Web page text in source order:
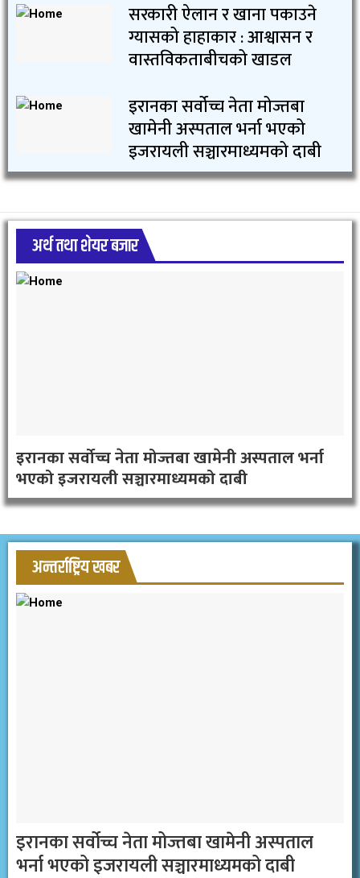
सरकारी ऐलान र खाना पकाउने
ग्यासको हाहाकार : आश्वासन र
वास्तविकताबीचको खाडल
इरानका सर्वोच्च नेता मोज्तबा
खामेनी अस्पताल भर्ना भएको
इजरायली सञ्चारमाध्यमको दाबी
अर्थ तथा शेयर बजार
इरानका सर्वोच्च नेता मोज्तबा खामेनी अस्पताल भर्ना
भएको इजरायली सञ्चारमाध्यमको दाबी
अन्तर्राष्ट्रिय खबर
इरानका सर्वोच्च नेता मोज्तबा खामेनी अस्पताल
भर्ना भएको इजरायली सञ्चारमाध्यमको दाबी